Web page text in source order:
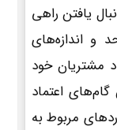
یافتن راهی
و اندازه‌های
مشتریان خود
اعتماد
مربوط به